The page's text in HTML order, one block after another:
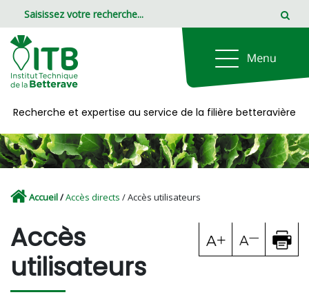
Recherche et expertise au service de la filière betteravière
Accueil/Accès directs / Accès utilisateurs
Accès
utilisateurs
Panneau de gestion des cookies